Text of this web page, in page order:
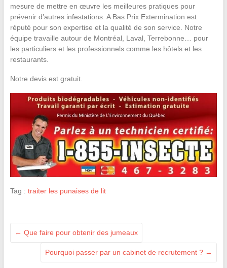
mesure de mettre en œuvre les meilleures pratiques pour
prévenir d’autres infestations. A Bas Prix Extermination est
réputé pour son expertise et la qualité de son service. Notre
équipe travaille autour de Montréal, Laval, Terrebonne… pour
les particuliers et les professionnels comme les hôtels et les
restaurants.
Notre devis est gratuit.
Tag : traiter les punaises de lit
← Que faire pour obtenir des jumeaux
Pourquoi passer par un cabinet de recrutement ? →